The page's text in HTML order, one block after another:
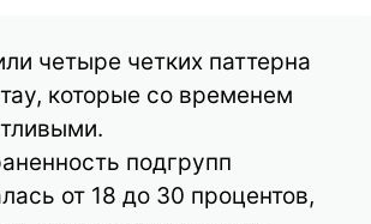
четыре четких паттерна
которые со временем
подгрупп
от 18 до 30 процентов,